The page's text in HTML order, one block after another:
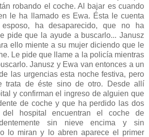
robando el coche. Al bajar es cuando
le ha llamado es Ewa. Ésta le cuenta
ha desaparecido, que no ha
pide que la ayude a buscarlo... Janusz
ello miente a su mujer diciendo que le
Le pide que llame a la policía mientras
Janusz y Ewa van entonces a un
las urgencias esta noche festiva, pero
trata de éste sino de otro. Desde allí
y confirman el ingreso de alguien que
de coche y que ha perdido las dos
del hospital encuentran el coche de
sin nieve encima y sin
lo miran y lo abren aparece el primer